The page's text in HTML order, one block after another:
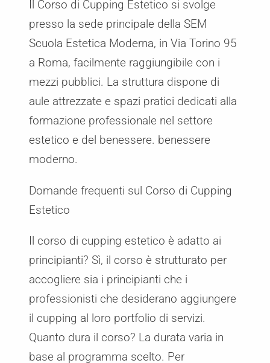
Il Corso di Cupping Estetico si svolge
presso la sede principale della SEM
Scuola Estetica Moderna, in Via Torino 95
a Roma, facilmente raggiungibile con i
mezzi pubblici. La struttura dispone di
aule attrezzate e spazi pratici dedicati alla
formazione professionale nel settore
estetico e del benessere. benessere
moderno.
Domande frequenti sul Corso di Cupping
Estetico
Il corso di cupping estetico è adatto ai
principianti? Sì, il corso è strutturato per
accogliere sia i principianti che i
professionisti che desiderano aggiungere
il cupping al loro portfolio di servizi.
Quanto dura il corso? La durata varia in
base al programma scelto. Per